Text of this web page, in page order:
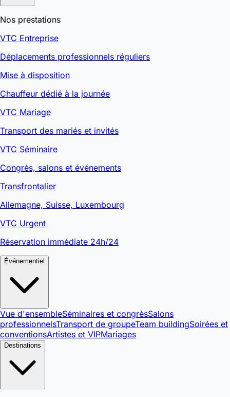
Nos prestations
VTC Entreprise
Déplacements professionnels réguliers
Mise à disposition
Chauffeur dédié à la journée
VTC Mariage
Transport des mariés et invités
VTC Séminaire
Congrès, salons et événements
Transfrontalier
Allemagne, Suisse, Luxembourg
VTC Urgent
Réservation immédiate 24h/24
Événementiel
Vue d'ensembleSéminaires et congrèsSalons
professionnelsTransport de groupeTeam buildingSoirées et
conventionsArtistes et VIPMariages
Destinations